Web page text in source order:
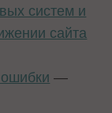
систем и
сайта
—